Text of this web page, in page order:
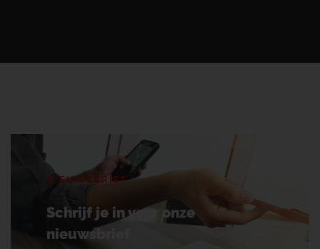
NIEUWSBRIEF
Schrijf je in voor onze
nieuwsbrief